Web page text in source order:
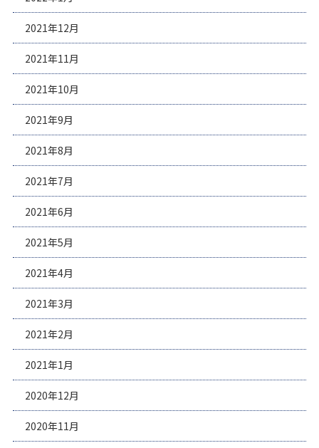
2021年12月
2021年11月
2021年10月
2021年9月
2021年8月
2021年7月
2021年6月
2021年5月
2021年4月
2021年3月
2021年2月
2021年1月
2020年12月
2020年11月